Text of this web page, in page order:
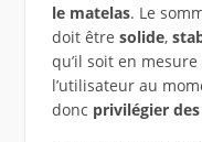
le matelas. Le
doit être solide,
qu’il soit en
l’utilisateur au
donc privilégier